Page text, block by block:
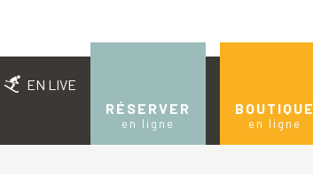
EN LIVE
RÉSERVER
en ligne
BOUTIQUE
en ligne